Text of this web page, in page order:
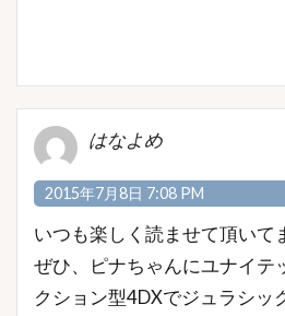
はなよめ
2015年7月8日 7:08 PM
いつも楽しく読ませて頂いて
ぜひ、ピナちゃんにユナイテ
クション型4DXでジュラシッ